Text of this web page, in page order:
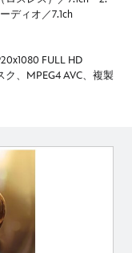
ディオ／7.1ch
FULL HD
、MPEG4 AVC、複製